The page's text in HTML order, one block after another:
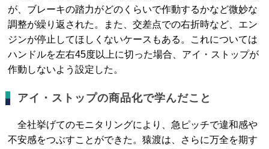
が、ブレーキの踏力がどのくらいで作動するかなど微妙な
調整が繰り返された。また、交差点での右折時など、エン
ジンが停止してほしくないケースもある。これについては
ハンドルを左右45度以上に切った場合、アイ・ストップが
作動しないよう設定した。
アイ・ストップの商品化で学んだこと
全社挙げてのモニタリングにより、急ピッチで違和感や
不安感をつぶすことができた。猿渡は、さらに万全を期す